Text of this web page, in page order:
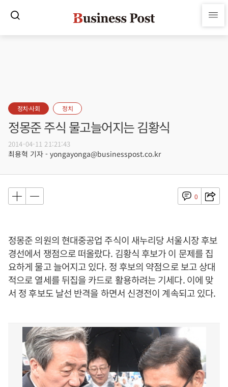
정치·사회 정치
정몽준 주식 물고늘어지는 김황식
2014-04-11 21:21:43
최용혁 기자 - yongayonga@businesspost.co.kr
0
정몽준 의원의 현대중공업 주식이 새누리당 서울시장 후보
경선에서 쟁점으로 떠올랐다. 김황식 후보가 이 문제를 집
요하게 물고 늘어지고 있다. 정 후보의 약점으로 보고 상대
적으로 열세를 뒤집을 카드로 활용하려는 기세다. 이에 맞
서 정 후보도 날선 반격을 하면서 신경전이 계속되고 있다.